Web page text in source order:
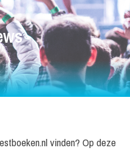
vinden? Op deze